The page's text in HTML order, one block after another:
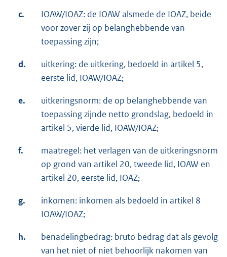
c.
IOAW/IOAZ: de IOAW alsmede de IOAZ, beide
voor zover zij op belanghebbende van
toepassing zijn;
d.
uitkering: de uitkering, bedoeld in artikel 5,
eerste lid, IOAW/IOAZ;
e.
uitkeringsnorm: de op belanghebbende van
toepassing zijnde netto grondslag, bedoeld in
artikel 5, vierde lid, IOAW/IOAZ;
f.
maatregel: het verlagen van de uitkeringsnorm
op grond van artikel 20, tweede lid, IOAW en
artikel 20, eerste lid, IOAZ;
g.
inkomen: inkomen als bedoeld in artikel 8
IOAW/IOAZ;
h.
benadelingbedrag: bruto bedrag dat als gevolg
van het niet of niet behoorlijk nakomen van